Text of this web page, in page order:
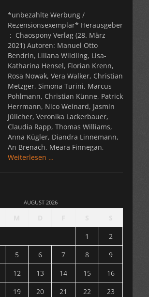
*unbezahlte Werbung /
Rezensionsexemplar* Herausgeber
2021) Autoren: Manuel Otto
Bendrin, Liliana Wildling, Lisa-
Katharina Hensel, Florian Krenn,
Rosa Nowak, Vera Walker, Christian
Metzger, Simona Turini, Marcus
Pohlmann, Christian Künne, Patrick
Herrmann, Nico Weinard, Jasmin
Jülicher, Veronika Lackerbauer,
Claudia Rapp, Thomas Williams,
Anna Kügler, Diandra Linnemann,
An Brenach, Meara Finnegan,
Weiterlesen …
AUGUST 2026
1
2
5 6 7 8
9
12 13 14 15
16
19 20 21 22
23